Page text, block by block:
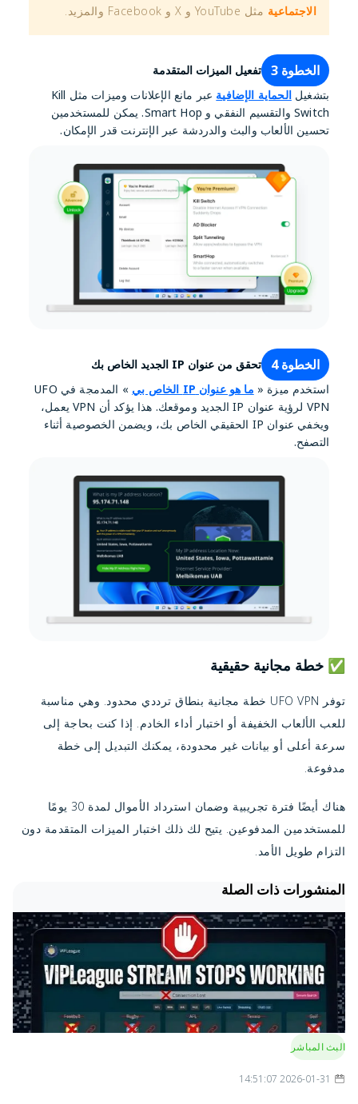
الاجتماعية مثل YouTube و X و Facebook والمزيد.
الخطوة 3
تفعيل الميزات المتقدمة
بتشغيلالحماية الإضافية
عبر مانع الإعلانات وميزات مثل Kill
Switch والتقسيم النفقي و Smart Hop. يمكن للمستخدمين
تحسين الألعاب والبث والدردشة عبر الإنترنت قدر الإمكان.
الخطوة 4
تحقق من عنوان IP الجديد الخاص بك
استخدم ميزة « ما هو عنوان IP الخاص بي
» المدمجة في UFO
VPN لرؤية عنوان IP الجديد وموقعك. هذا يؤكد أن VPN يعمل،
ويخفي عنوان IP الحقيقي الخاص بك، ويضمن الخصوصية أثناء
التصفح.
✅ خطة مجانية حقيقية
توفر UFO VPN خطة مجانية بنطاق ترددي محدود. وهي مناسبة
للعب الألعاب الخفيفة أو اختبار أداء الخادم. إذا كنت بحاجة إلى
سرعة أعلى أو بيانات غير محدودة، يمكنك التبديل إلى خطة
مدفوعة.
هناك أيضًا فترة تجريبية وضمان استرداد الأموال لمدة 30 يومًا
للمستخدمين المدفوعين. يتيح لك ذلك اختبار الميزات المتقدمة دون
التزام طويل الأمد.
المنشورات ذات الصلة
البث المباشر
2026-01-31 14:51:07